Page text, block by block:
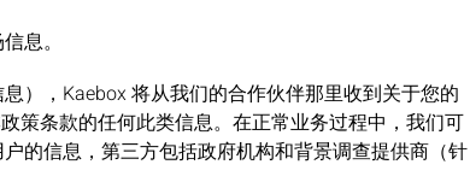
息。
），Kaebox 将从我们的合作伙伴那里收到关于您的
策条款的任何此类信息。在正常业务过程中，我们可
的信息，第三方包括政府机构和背景调查提供商（针